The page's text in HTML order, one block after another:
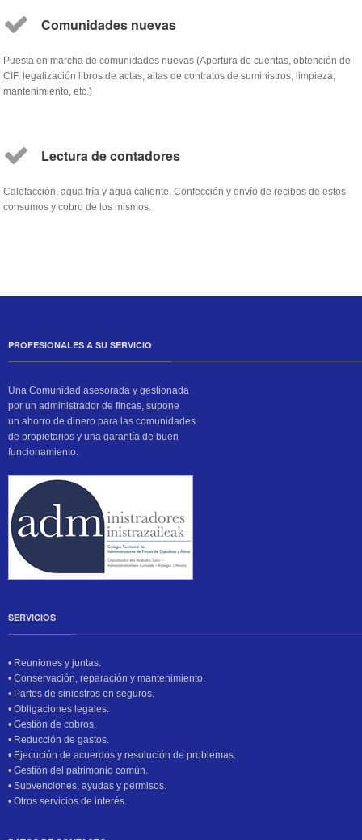
Comunidades nuevas
Puesta en marcha de comunidades nuevas (Apertura de cuentas, obtención de
CIF, legalización libros de actas, altas de contratos de suministros, limpieza,
mantenimiento, etc.)
Lectura de contadores
Calefacción, agua fría y agua caliente. Confección y envío de recibos de estos
consumos y cobro de los mismos.
PROFESIONALES A SU SERVICIO
Una Comunidad asesorada y gestionada
por un administrador de fincas, supone
un ahorro de dinero para las comunidades
de propietarios y una garantía de buen
funcionamiento.
SERVICIOS
• Reuniones y juntas.
• Conservación, reparación y mantenimiento.
• Partes de siniestros en seguros.
• Obligaciones legales.
• Gestión de cobros.
• Reducción de gastos.
• Ejecución de acuerdos y resolución de problemas.
• Gestión del patrimonio común.
• Subvenciones, ayudas y permisos.
• Otros servicios de interés.